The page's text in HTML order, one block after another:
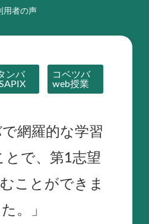
用者の声
ンバ
コベツバ
web授業
で網羅的な学習
とで、第1志望
ことができま
。」